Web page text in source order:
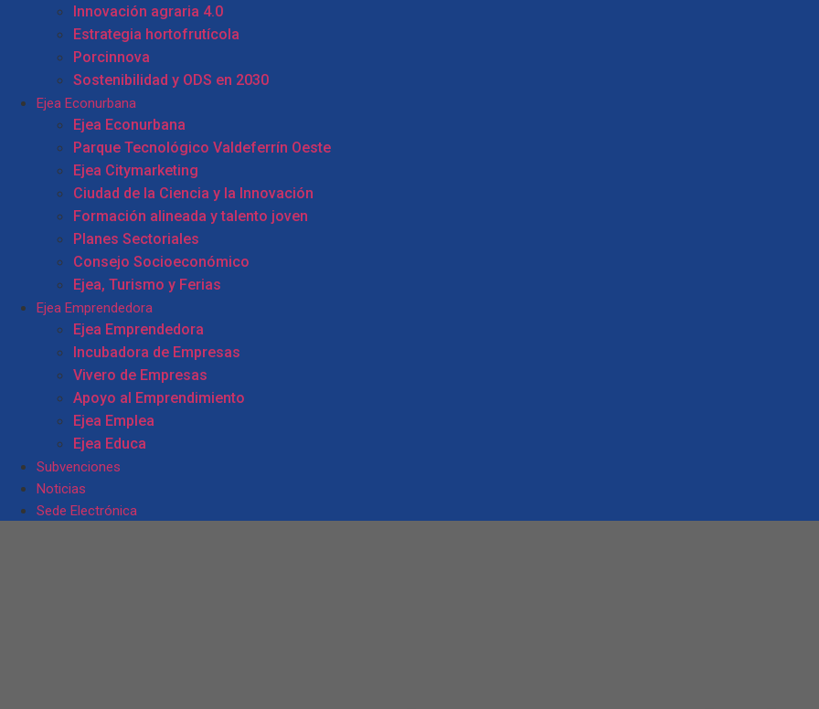
Innovación agraria 4.0
Estrategia hortofrutícola
Porcinnova
Sostenibilidad y ODS en 2030
Ejea Econurbana
Ejea Econurbana
Parque Tecnológico Valdeferrín Oeste
Ejea Citymarketing
Ciudad de la Ciencia y la Innovación
Formación alineada y talento joven
Planes Sectoriales
Consejo Socioeconómico
Ejea, Turismo y Ferias
Ejea Emprendedora
Ejea Emprendedora
Incubadora de Empresas
Vivero de Empresas
Apoyo al Emprendimiento
Ejea Emplea
Ejea Educa
Subvenciones
Noticias
Sede Electrónica